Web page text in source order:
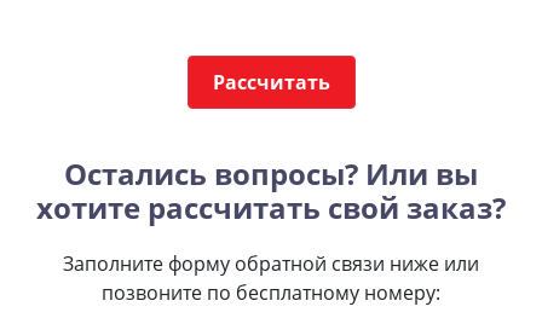
Рассчитать
Остались вопросы? Или вы
хотите рассчитать свой заказ?
Заполните форму обратной связи ниже или
позвоните по бесплатному номеру: